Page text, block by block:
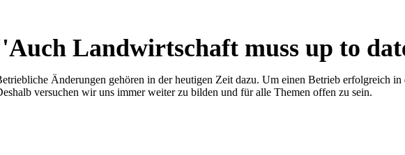
Landwirtschaft muss up to
Änderungen gehören in der heutigen Zeit dazu. Um einen Betrieb erfolgreich
versuchen wir uns immer weiter zu bilden und für alle Themen offen zu sein.